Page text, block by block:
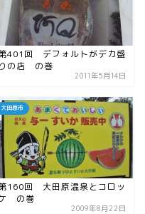
401回 デフォルトがデカ盛
りの店 の巻
2011年5月14日
大田原市
160回 大田原温泉とコロッ
の巻
2009年8月22日